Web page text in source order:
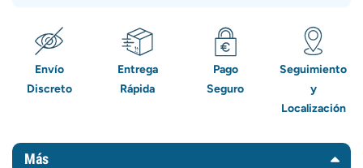
Envío
Discreto
Entrega
Rápida
Pago
Seguro
Seguimiento
y
Localización
Más